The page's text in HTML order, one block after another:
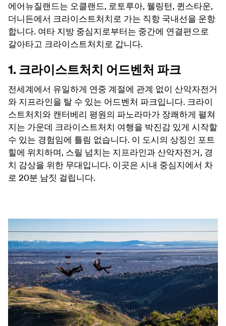
에어뉴질랜드는 오클랜드, 로토루아, 웰링턴, 퀸스타운,
더니든에서 크라이스트처치로 가는 직항 국내선을 운항
합니다. 여타 지방 중심지로부터는 중간에 연결편으로
갈아타고 크라이스트처치로 갑니다.
1. 크라이스트처치 어드벤처 파크
전세계에서 유일하게 연중 계절에 관계 없이 산악자전거
와 지프라인을 탈 수 있는 어드벤처 파크입니다. 크라이
스트처치와 캔터베리 평원의 파노라마가 장쾌하게 펼쳐
지는 가운데 크라이스트처치 여행을 박진감 있게 시작할
수 있는 경험임에 틀림 없습니다. 이 도시의 상징인 포트
힐에 위치하며, 스릴 넘치는 지프라인과 산악자전거, 경
치 감상을 위한 무대입니다. 이곳은 시내 중심지에서 차
로 20분 남짓 걸립니다.